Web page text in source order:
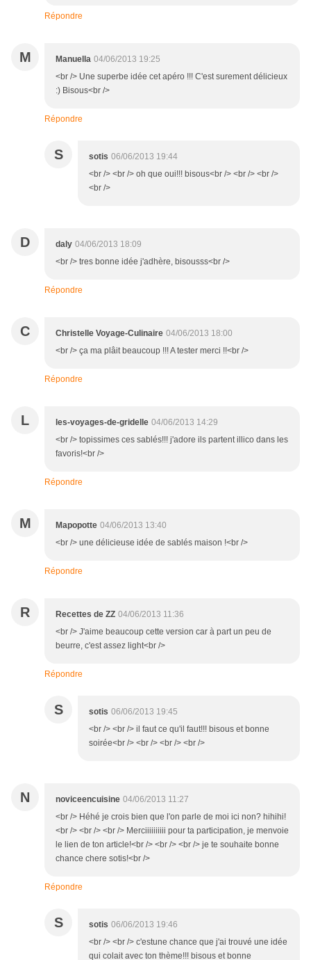
Répondre
M Manuella 04/06/2013 19:25
<br /> Une superbe idée cet apéro !!! C'est surement délicieux
:) Bisous<br />
Répondre
S sotis 06/06/2013 19:44
<br /> <br /> oh que oui!!! bisous<br /> <br /> <br />
<br />
D daly 04/06/2013 18:09
<br /> tres bonne idée j'adhère, bisousss<br />
Répondre
C Christelle Voyage-Culinaire 04/06/2013 18:00
<br /> ça ma plâit beaucoup !!! A tester merci !!<br />
Répondre
L les-voyages-de-gridelle 04/06/2013 14:29
<br /> topissimes ces sablés!!! j'adore ils partent illico dans les
favoris!<br />
Répondre
M Mapopotte 04/06/2013 13:40
<br /> une délicieuse idée de sablés maison !<br />
Répondre
R Recettes de ZZ 04/06/2013 11:36
<br /> J'aime beaucoup cette version car à part un peu de
beurre, c'est assez light<br />
Répondre
S sotis 06/06/2013 19:45
<br /> <br /> il faut ce qu'il faut!!! bisous et bonne
soirée<br /> <br /> <br /> <br />
N noviceencuisine 04/06/2013 11:27
<br /> Héhé je crois bien que l'on parle de moi ici non? hihihi!
<br /> <br /> <br /> Merciiiiiiiiii pour ta participation, je menvoie
le lien de ton article!<br /> <br /> <br /> je te souhaite bonne
chance chere sotis!<br />
Répondre
S sotis 06/06/2013 19:46
<br /> <br /> c'estune chance que j'ai trouvé une idée
qui colait avec ton thème!!! bisous et bonne